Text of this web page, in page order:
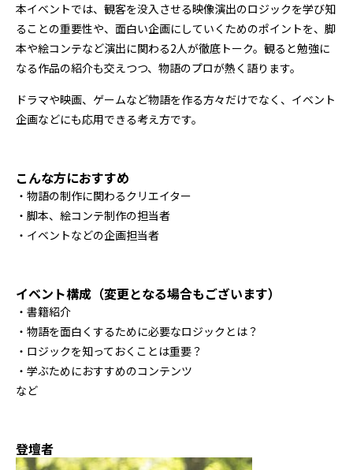
本イベントでは、観客を没入させる映像演出のロジックを学び知
ることの重要性や、面白い企画にしていくためのポイントを、脚
本や絵コンテなど演出に関わる2人が徹底トーク。観ると勉強に
なる作品の紹介も交えつつ、物語のプロが熱く語ります。
ドラマや映画、ゲームなど物語を作る方々だけでなく、イベント
企画などにも応用できる考え方です。
こんな方におすすめ
・物語の制作に関わるクリエイター
・脚本、絵コンテ制作の担当者
・イベントなどの企画担当者
イベント構成（変更となる場合もございます）
・書籍紹介
・物語を面白くするために必要なロジックとは？
・ロジックを知っておくことは重要？
・学ぶためにおすすめのコンテンツ
など
登壇者